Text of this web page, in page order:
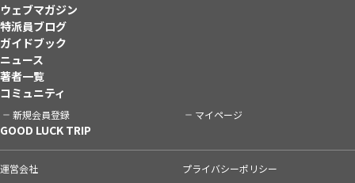
ウェブマガジン
特派員ブログ
ガイドブック
ニュース
著者一覧
コミュニティ
新規会員登録 マイページ
GOOD LUCK TRIP
運営会社
プライバシーポリシー